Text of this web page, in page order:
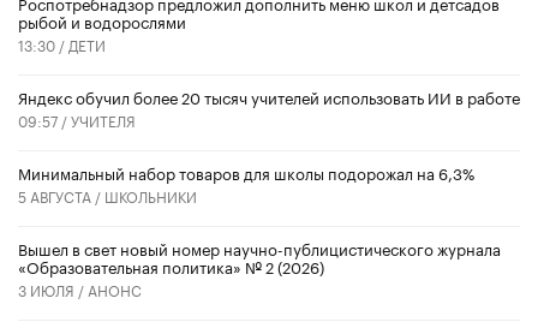
рыбой и водорослями
13:30 / ДЕТИ
​Яндекс обучил более 20 тысяч учителей использовать ИИ в работе
09:57 /УЧИТЕЛЯ
Минимальный набор товаров для школы подорожал на 6,3%
5 АВГУСТА / ШКОЛЬНИКИ
Вышел в свет новый номер научно-публицистического журнала
«Образовательная политика» № 2 (2026)
3 ИЮЛЯ / АНОНС